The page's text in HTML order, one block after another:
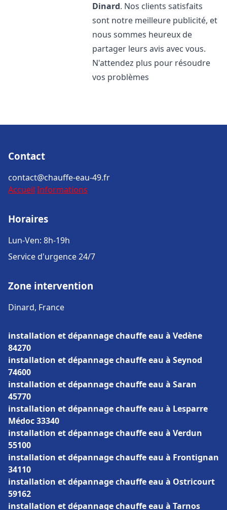
Dinard. Nos clients satisfaits
sont notre meilleure publicité, et
nous sommes heureux de
partager leurs avis avec vous.
N'attendez plus pour résoudre
vos problèmes
Contact
contact@chauffe-eau-49.fr
Accueil Informations
Horaires
Lun-Ven: 8h-19h
Service d'urgence 24/7
Zone intervention
Dinard, France
installation et dépannage chauffe eau à Vedène
84270
installation et dépannage chauffe eau à Seynod
74600
installation et dépannage chauffe eau à Saran
45770
installation et dépannage chauffe eau à Lesparre
Médoc 33340
installation et dépannage chauffe eau à Verdun
55100
installation et dépannage chauffe eau à Frontignan
34110
installation et dépannage chauffe eau à Ostricourt
59162
installation et dépannage chauffe eau à Tarnos